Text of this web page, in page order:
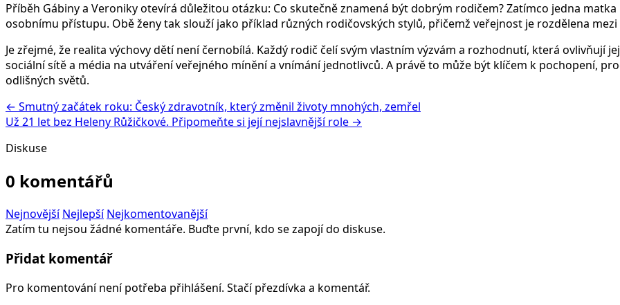
Příběh Gábiny a Veroniky otevírá důležitou otázku: Co skutečně znamená být dobrým rodičem? Zatímco jedna
osobnímu přístupu. Obě ženy tak slouží jako příklad různých rodičovských stylů, přičemž veřejnost je rozdělena
Je zřejmé, že realita výchovy dětí není černobílá. Každý rodič čelí svým vlastním výzvám a rozhodnutí, která ovlivňují
sociální sítě a média na utváření veřejného mínění a vnímání jednotlivců. A právě to může být klíčem k pochopení,
odlišných světů.
← Smutný začátek roku: Český zdravotník, který změnil životy mnohých, zemřel
Už 21 let bez Heleny Růžičkové. Připomeňte si její nejslavnější role →
Diskuse
0 komentářů
Nejnovější Nejlepší Nejkomentovanější
Zatím tu nejsou žádné komentáře. Buďte první, kdo se zapojí do diskuse.
Přidat komentář
Pro komentování není potřeba přihlášení. Stačí přezdívka a komentář.